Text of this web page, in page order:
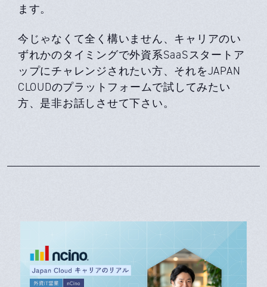
ます。
今じゃなくて全く構いません、キャリアのい
ずれかのタイミングで外資系SaaSスタートア
ップにチャレンジされたい方、それをJAPAN
CLOUDのプラットフォームで試してみたい
方、是非お話しさせて下さい。